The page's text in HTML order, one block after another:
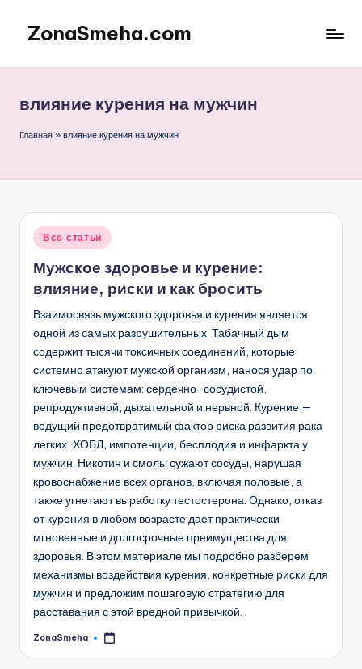
Перейти
содержимому
ZonaSmeha.com
питание
влияние курения на мужчин
Главная » влияние курения на мужчин
Опубликовано
Все статьи
Мужское здоровье и курение:
влияние, риски и как бросить
Взаимосвязь мужского здоровья и курения является
одной из самых разрушительных. Табачный дым
содержит тысячи токсичных соединений, которые
системно атакуют мужской организм, нанося удар по
ключевым системам: сердечно-сосудистой,
репродуктивной, дыхательной и нервной. Курение —
ведущий предотвратимый фактор риска развития рака
легких, ХОБЛ, импотенции, бесплодия и инфаркта у
мужчин. Никотин и смолы сужают сосуды, нарушая
кровоснабжение всех органов, включая половые, а
также угнетают выработку тестостерона. Однако, отказ
от курения в любом возрасте дает практически
мгновенные и долгосрочные преимущества для
здоровья. В этом материале мы подробно разберем
механизмы воздействия курения, конкретные риски для
мужчин и предложим пошаговую стратегию для
расставания с этой вредной привычкой.
Запись
ZonaSmeha